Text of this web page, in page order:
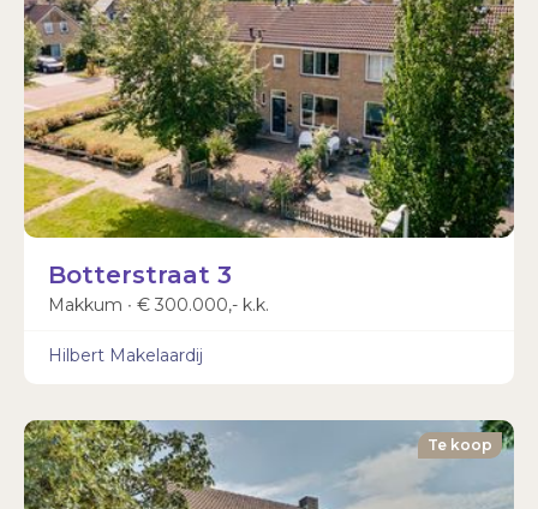
Botterstraat 3
Makkum ∙ € 300.000,- k.k.
Hilbert Makelaardij
Te koop